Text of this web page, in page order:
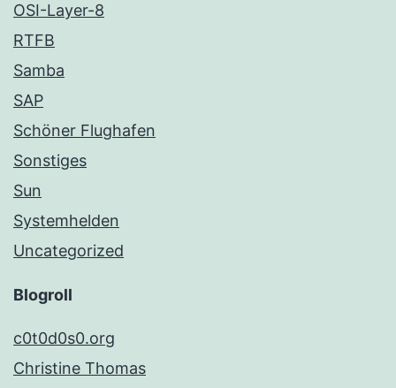
OSI-Layer-8
RTFB
Samba
SAP
Schöner Flughafen
Sonstiges
Sun
Systemhelden
Uncategorized
Blogroll
c0t0d0s0.org
Christine Thomas